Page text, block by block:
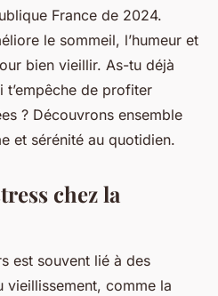
France de 2024.
le sommeil, l’humeur et
bien vieillir. As-tu déjà
t’empêche de profiter
? Découvrons ensemble
et sérénité au quotidien.
chez la
est souvent lié à des
vieillissement, comme la